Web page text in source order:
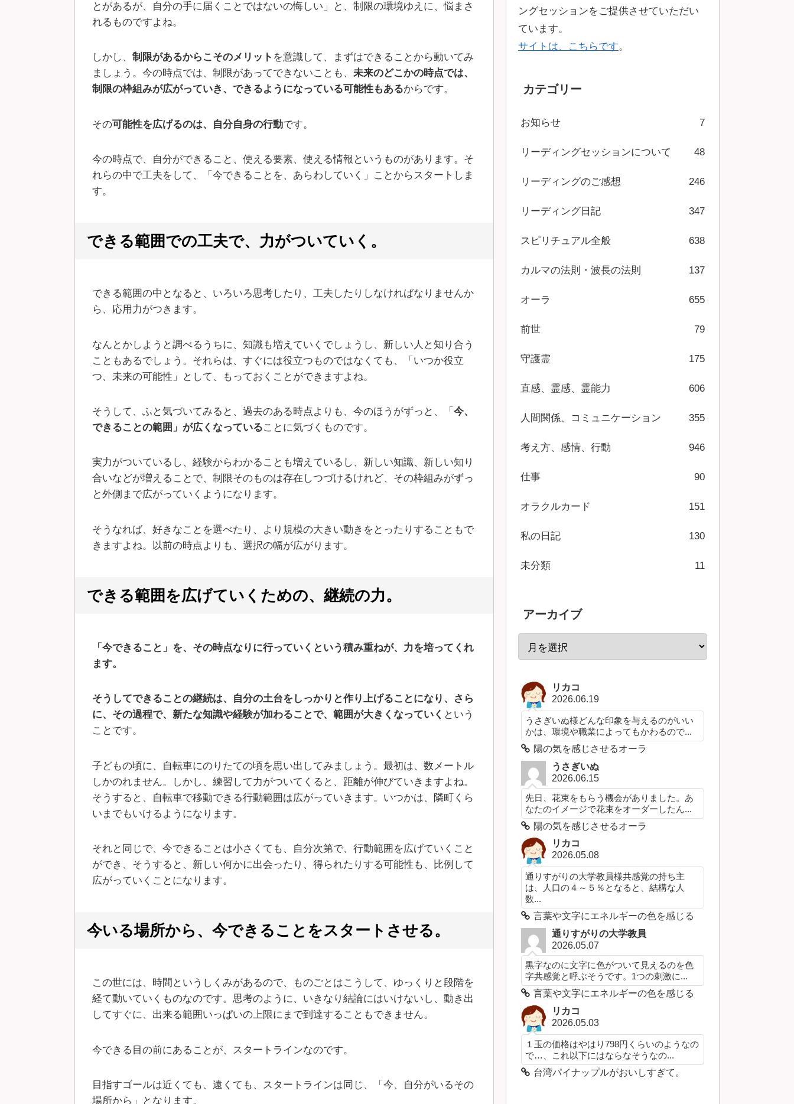
とがあるが、自分の手に届くことではないの悔しい」と、制限の環境ゆえに、悩まさ
れるものですよね。
しかし、 制限があるからこそのメリット を意識して、まずはできることから動いてみ
ましょう。今の時点では、制限があってできないことも、 未来のどこかの時点では、
制限の枠組みが広がっていき、できるようになっている可能性もあるからです。
その可能性を広げるのは、自分自身の行動です。
今の時点で、自分ができること、使える要素、使える情報というものがあります。そ
れらの中で工夫をして、「今できることを、あらわしていく」ことからスタートしま
す。
できる範囲での工夫で、力がついていく。
できる範囲の中となると、いろいろ思考したり、工夫したりしなければなりませんか
ら、応用力がつきます。
なんとかしようと調べるうちに、知識も増えていくでしょうし、新しい人と知り合う
こともあるでしょう。それらは、すぐには役立つものではなくても、「いつか役立
つ、未来の可能性」として、もっておくことができますよね。
そうして、ふと気づいてみると、過去のある時点よりも、今のほうがずっと、「 今、
できることの範囲」が広くなっていることに気づくものです。
実力がついているし、経験からわかることも増えているし、新しい知識、新しい知り
合いなどが増えることで、制限そのものは存在しつづけるけれど、その枠組みがずっ
と外側まで広がっていくようになります。
そうなれば、好きなことを選べたり、より規模の大きい動きをとったりすることもで
きますよね。以前の時点よりも、選択の幅が広がります。
できる範囲を広げていくための、継続の力。
「今できること」を、その時点なりに行っていくという積み重ねが、力を培ってくれ
ます。
そうしてできることの継続は、自分の土台をしっかりと作り上げることになり、さら
に、その過程で、新たな知識や経験が加わることで、範囲が大きくなっていく という
ことです。
子どもの頃に、自転車にのりたての頃を思い出してみましょう。最初は、数メートル
しかのれません。しかし、練習して力がついてくると、距離が伸びていきますよね。
そうすると、自転車で移動できる行動範囲は広がっていきます。いつかは、隣町くら
いまでもいけるようになります。
それと同じで、今できることは小さくても、自分次第で、行動範囲を広げていくこと
ができ、そうすると、新しい何かに出会ったり、得られたりする可能性も、比例して
広がっていくことになります。
今いる場所から、今できることをスタートさせる。
この世には、時間というしくみがあるので、ものごとはこうして、ゆっくりと段階を
経て動いていくものなのです。思考のように、いきなり結論にはいけないし、動き出
してすぐに、出来る範囲いっぱいの上限にまで到達することもできません。
今できる目の前にあることが、スタートラインなのです。
目指すゴールは近くても、遠くても、スタートラインは同じ、「今、自分がいるその
場所から」となります。
ングセッションをご提供させていただい
ています。
サイトは、こちらです。
カテゴリー
お知らせ 7
リーディングセッションについて 48
リーディングのご感想 246
リーディング日記 347
スピリチュアル全般 638
カルマの法則・波長の法則 137
オーラ 655
前世 79
守護霊 175
直感、霊感、霊能力 606
人間関係、コミュニケーション 355
考え方、感情、行動 946
仕事 90
オラクルカード 151
私の日記 130
未分類 11
アーカイブ
リカコ
2026.06.19
うさぎいぬ様どんな印象を与えるのがいい
かは、環境や職業によってもかわるので...
陽の気を感じさせるオーラ
うさぎいぬ
2026.06.15
先日、花束をもらう機会がありました。あ
なたのイメージで花束をオーダーしたん...
陽の気を感じさせるオーラ
リカコ
2026.05.08
通りすがりの大学教員様共感覚の持ち主
は、人口の４～５％となると、結構な人
数...
言葉や文字にエネルギーの色を感じる
通りすがりの大学教員
2026.05.07
黒字なのに文字に色がついて見えるのを色
字共感覚と呼ぶそうです。1つの刺激に...
言葉や文字にエネルギーの色を感じる
リカコ
2026.05.03
１玉の価格はやはり798円くらいのようなの
で…、これ以下にはならなそうなの...
台湾パイナップルがおいしすぎて。